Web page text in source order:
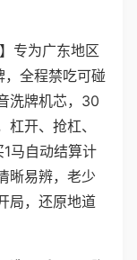
专为广东地区
全程禁吃可碰
洗牌机芯，30
开、抢杠、
马自动结算计
晰易辨，老少
局，还原地道